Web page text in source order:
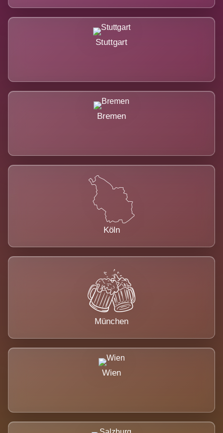
Stuttgart
Bremen
Köln
München
Wien